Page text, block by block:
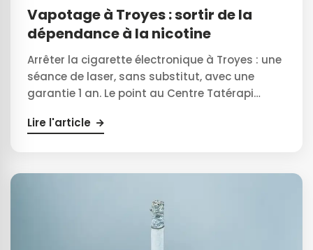
Vapotage à Troyes : sortir de la
dépendance à la nicotine
Arrêter la cigarette électronique à Troyes : une
séance de laser, sans substitut, avec une
garantie 1 an. Le point au Centre Tatérapi…
Lire l'article